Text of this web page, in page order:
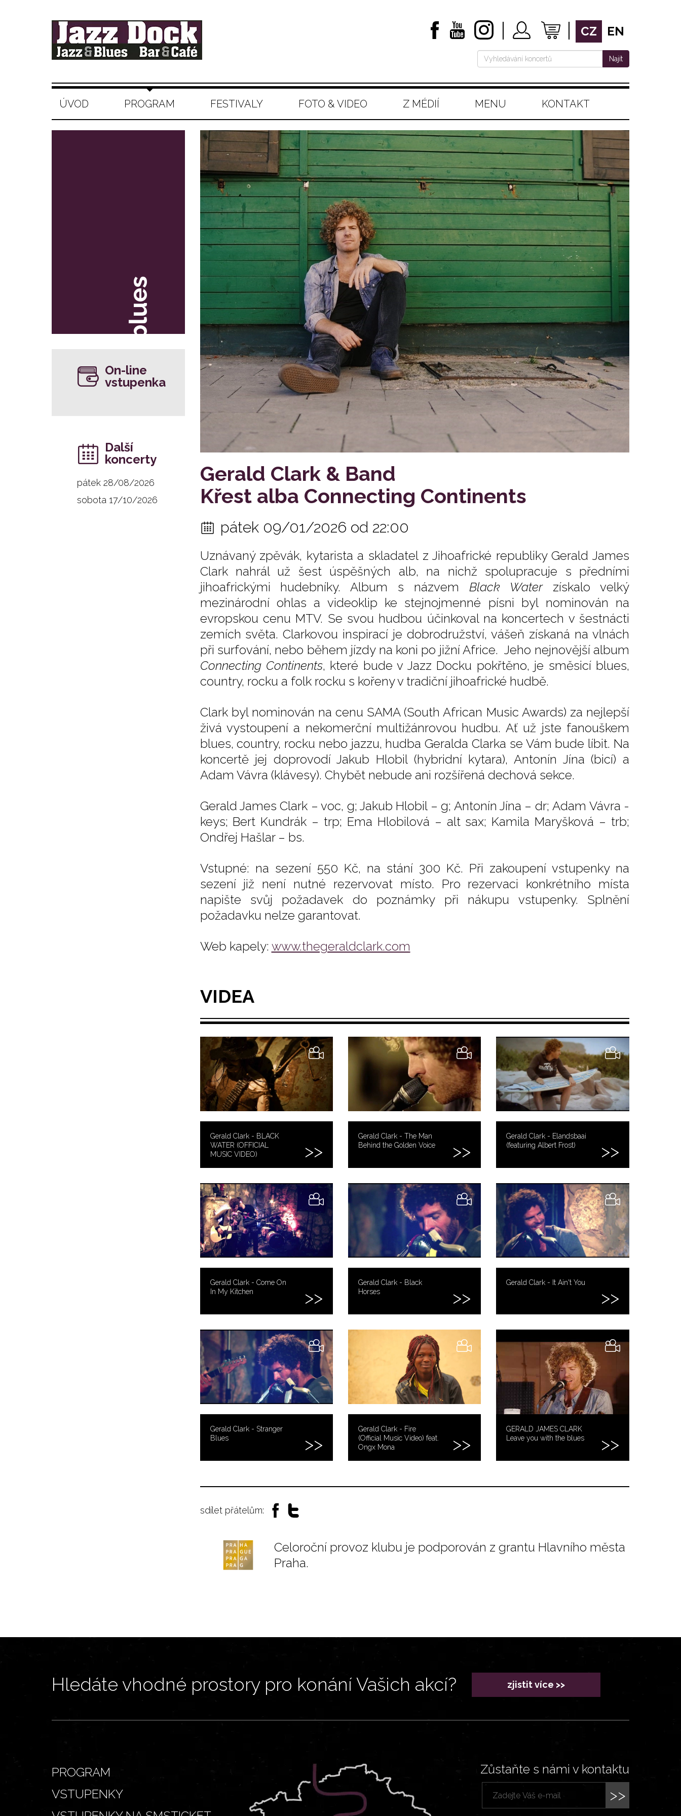
CZ EN
Najít
ÚVOD PROGRAM FESTIVALY FOTO & VIDEO Z MÉDIÍ MENU KONTAKT
Gerald Clark & Band
Křest alba Connecting Continents
pátek 09/01/2026 od 22:00
Uznávaný zpěvák, kytarista a skladatel z Jihoafrické republiky Gerald James
Clark nahrál už šest úspěšných alb, na nichž spolupracuje s předními
jihoafrickými hudebníky. Album s názvem Black Waterzískalo velký
mezinárodní ohlas a videoklip ke stejnojmenné písni byl nominován na
evropskou cenu MTV. Se svou hudbou účinkoval na koncertech v šestnácti
zemích světa. Clarkovou inspirací je dobrodružství, vášeň získaná na vlnách
při surfování, nebo během jízdy na koni po jižní Africe. Jeho nejnovější album
Connecting Continents, které bude v Jazz Docku pokřtěno, je směsicí blues,
country, rocku a folk rocku s kořeny v tradiční jihoafrické hudbě.
Clark byl nominován na cenu SAMA (South African Music Awards) za nejlepší
živá vystoupení a nekomerční multižánrovou hudbu. Ať už jste fanouškem
blues, country, rocku nebo jazzu, hudba Geralda Clarka se Vám bude líbit. Na
koncertě jej doprovodí Jakub Hlobil (hybridní kytara), Antonín Jína (bicí) a
Adam Vávra (klávesy). Chybět nebude ani rozšířená dechová sekce.
Gerald James Clark – voc, g; Jakub Hlobil – g; Antonín Jína – dr; Adam Vávra -
keys; Bert Kundrák – trp; Ema Hlobilová – alt sax; Kamila Maryšková – trb;
Ondřej Hašlar – bs.
Vstupné: na sezení 550 Kč, na stání 300 Kč. Při zakoupení vstupenky na
sezení již není nutné rezervovat místo. Pro rezervaci konkrétního místa
napište svůj požadavek do poznámky při nákupu vstupenky. Splnění
požadavku nelze garantovat.
Web kapely: www.thegeraldclark.com
blues
On-line
vstupenka
Další
koncerty
pátek 28/08/2026
sobota 17/10/2026
VIDEA
Gerald Clark - BLACK
WATER (OFFICIAL
MUSIC VIDEO)
Gerald Clark - The Man
Behind the Golden Voice
Gerald Clark - Elandsbaai
(featuring Albert Frost)
Gerald Clark - Come On
In My Kitchen
Gerald Clark - Black
Horses
Gerald Clark - It Ain't You
Gerald Clark - Stranger
Blues
Gerald Clark - Fire
(Official Music Video) feat.
Ongx Mona
GERALD JAMES CLARK
Leave you with the blues
sdílet přátelům:
Celoroční provoz klubu je podporován z grantu Hlavního města
Praha.
Hledáte vhodné prostory pro konání Vašich akcí? zjistit více >>
PROGRAM
VSTUPENKY
Zůstaňte s námi v kontaktu
>>